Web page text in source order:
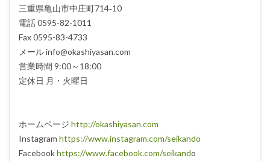
三重県亀山市中庄町714‐10
電話 0595-82-1011
Fax 0595-83-4733
メール info@okashiyasan.com
営業時間 9:00～18:00
定休日 月・火曜日
ホームページ http://okashiyasan.com
Instagram https://www.instagram.com/seikando
Facebookhttps://www.facebook.com/seikando